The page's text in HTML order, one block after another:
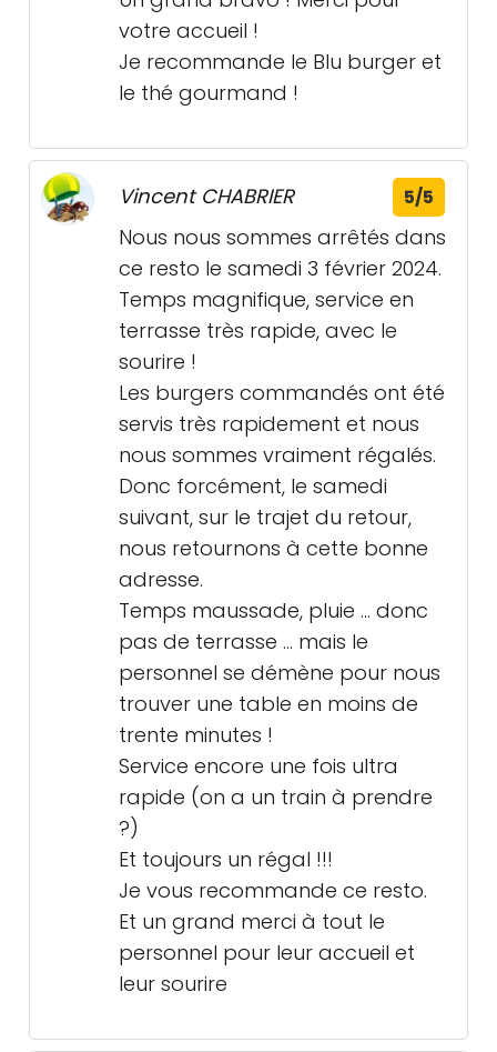
votre accueil !
Je recommande le Blu burger et
le thé gourmand !
Vincent CHABRIER 5/5
Nous nous sommes arrêtés dans
ce resto le samedi 3 février 2024.
Temps magnifique, service en
terrasse très rapide, avec le
sourire !
Les burgers commandés ont été
servis très rapidement et nous
nous sommes vraiment régalés.
Donc forcément, le samedi
suivant, sur le trajet du retour,
nous retournons à cette bonne
adresse.
Temps maussade, pluie ... donc
pas de terrasse ... mais le
personnel se démène pour nous
trouver une table en moins de
trente minutes !
Service encore une fois ultra
rapide (on a un train à prendre
?)
Et toujours un régal !!!
Je vous recommande ce resto.
Et un grand merci à tout le
personnel pour leur accueil et
leur sourire